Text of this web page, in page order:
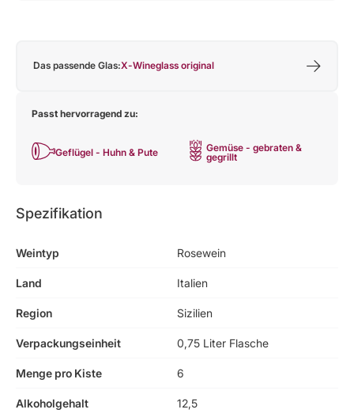
Das passende Glas:X-Wineglass original
Passt hervorragend zu:
Geflügel - Huhn & Pute
Gemüse - gebraten &
gegrillt
Spezifikation
Weintyp Rosewein
Land Italien
Region Sizilien
Verpackungseinheit 0,75 Liter Flasche
Menge pro Kiste 6
Alkoholgehalt 12,5